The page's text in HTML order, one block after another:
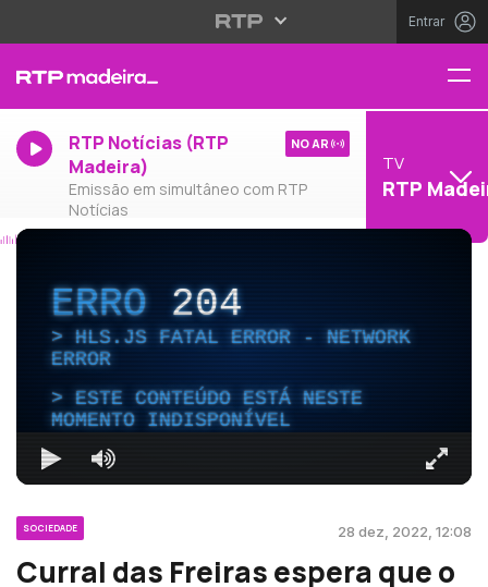
Entrar
RTP Notícias (RTP
Madeira)
Emissão em simultâneo com RTP
Notícias
NO AR
TV
RTP
ERRO204
HLS.JS FATAL ERROR - NETWORK
ERROR
ESTE CONTEÚDO ESTÁ NESTE
MOMENTO INDISPONÍVEL
SOCIEDADE 28 dez, 2022, 12:08
Curral das Freiras espera que o